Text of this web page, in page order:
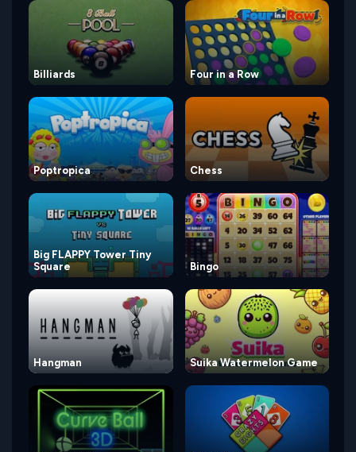
Billiards Four in a Row
Poptropica Chess
Big FLAPPY Tower Tiny
Square
Bingo
Hangman Suika Watermelon Game